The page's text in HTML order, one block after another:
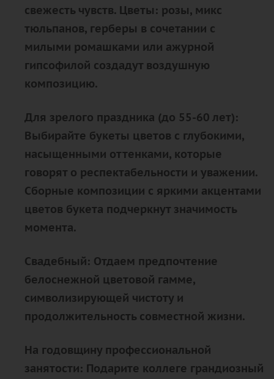
свежесть чувств. Цветы: розы, микс
тюльпанов, герберы в сочетании с
милыми ромашками или ажурной
гипсофилой создадут воздушную
композицию.
Для зрелого праздника (до 55-60 лет):
Выбирайте букеты цветов с глубокими,
насыщенными оттенками, которые
говорят о респектабельности и уважении.
Сборные композиции с яркими акцентами
цветов букета подчеркнут значимость
момента.
Свадебный: Отдаем предпочтение
белоснежной цветовой гамме,
символизирующей чистоту и
продолжительность совместной жизни.
На годовщину профессиональной
занятости: Подарите коллеге грандиозный